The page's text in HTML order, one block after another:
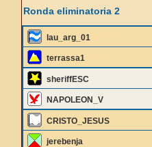
Ronda eliminatoria 2
lau_arg_01
terrassa1
sheriffESC
NAPOLEON_V
CRISTO_JESUS
jerebenja